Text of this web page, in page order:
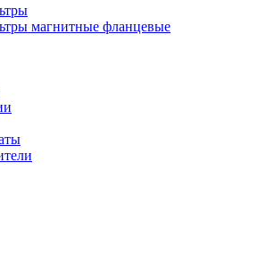
магнитные фланцевые